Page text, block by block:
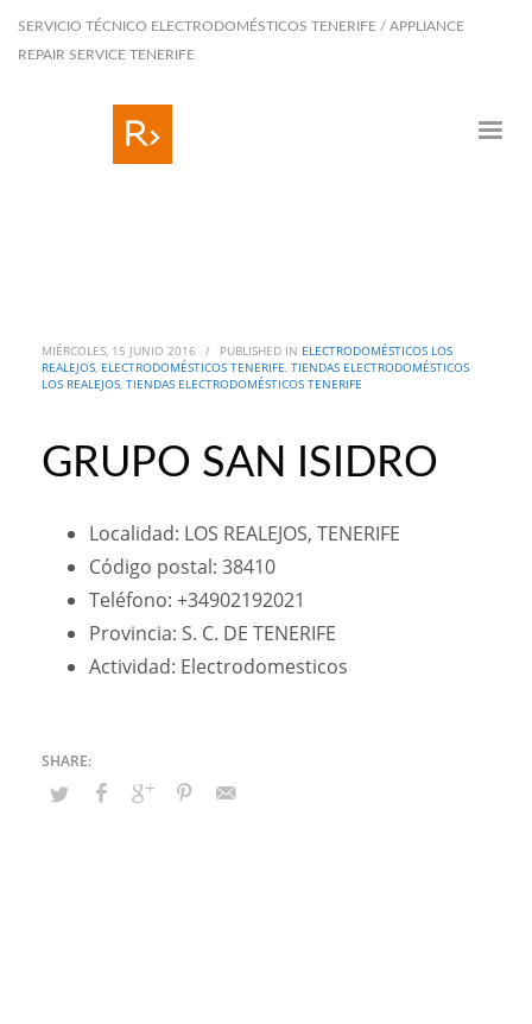
SERVICIO TÉCNICO ELECTRODOMÉSTICOS TENERIFE / APPLIANCE
REPAIR SERVICE TENERIFE
MIÉRCOLES, 15 JUNIO 2016 / PUBLISHED IN ELECTRODOMÉSTICOS LOS
REALEJOS, ELECTRODOMÉSTICOS TENERIFE, TIENDAS ELECTRODOMÉSTICOS
LOS REALEJOS, TIENDAS ELECTRODOMÉSTICOS TENERIFE
GRUPO SAN ISIDRO
Localidad: LOS REALEJOS, TENERIFE
Código postal: 38410
Teléfono: +34902192021
Provincia: S. C. DE TENERIFE
Actividad: Electrodomesticos